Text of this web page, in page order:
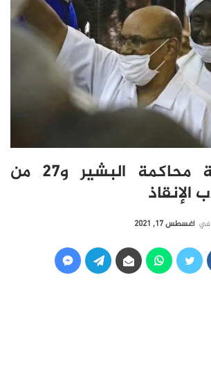
تأجيل جلسة محاكمة البشير و27 من
الإنقاذ
في أغسطس 17, 2021